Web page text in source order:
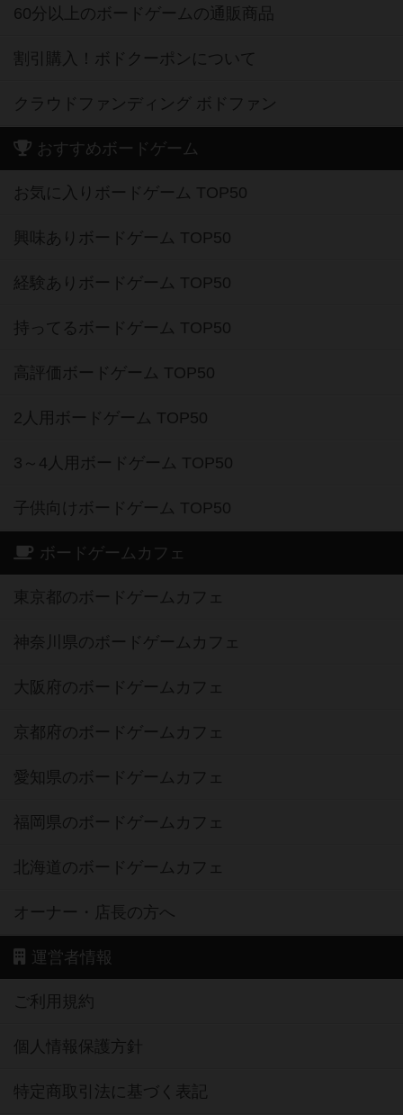
60分以上のボードゲームの通販商品
割引購入！ボドクーポンについて
クラウドファンディング ボドファン
おすすめボードゲーム
お気に入りボードゲーム TOP50
興味ありボードゲーム TOP50
経験ありボードゲーム TOP50
持ってるボードゲーム TOP50
高評価ボードゲーム TOP50
2人用ボードゲーム TOP50
3～4人用ボードゲーム TOP50
子供向けボードゲーム TOP50
ボードゲームカフェ
東京都のボードゲームカフェ
神奈川県のボードゲームカフェ
大阪府のボードゲームカフェ
京都府のボードゲームカフェ
愛知県のボードゲームカフェ
福岡県のボードゲームカフェ
北海道のボードゲームカフェ
オーナー・店長の方へ
運営者情報
ご利用規約
個人情報保護方針
特定商取引法に基づく表記